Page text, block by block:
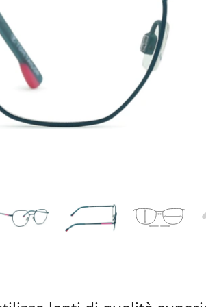
Diametro lente (Calibro)
Diametro
lente